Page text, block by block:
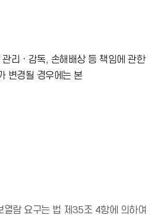
리ㆍ감독, 손해배상 등 책임에 관한
변경될 경우에는 본
열람 요구는 법 제35조 4항에 의하여